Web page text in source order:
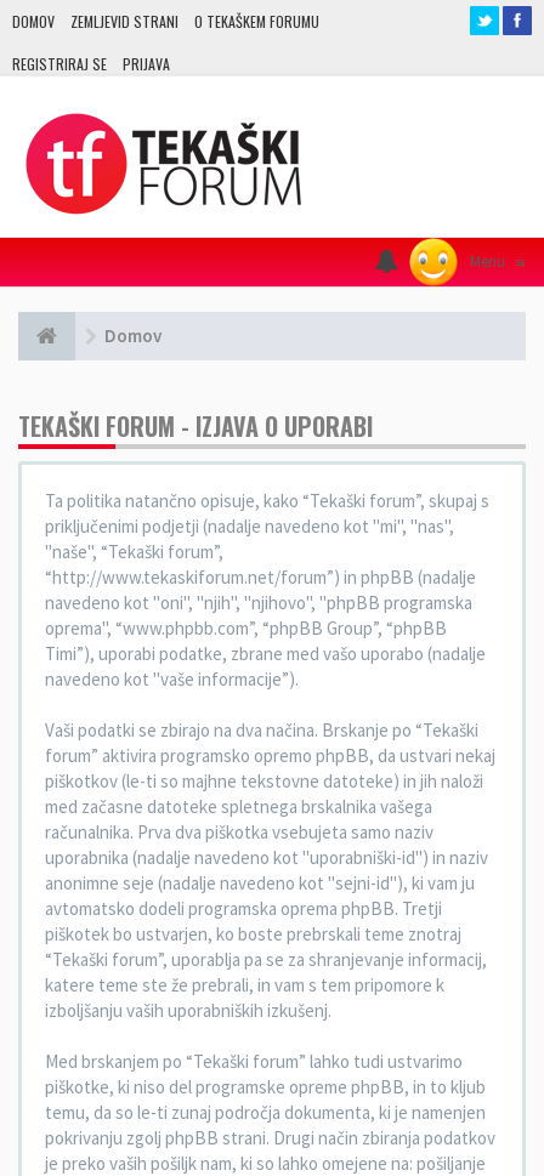
DOMOV ZEMLJEVID STRANI O TEKAŠKEM FORUMU
REGISTRIRAJ SE PRIJAVA
Menu ≡
Domov
TEKAŠKI FORUM - IZJAVA O UPORABI
Ta politika natančno opisuje, kako “Tekaški forum”, skupaj s
priključenimi podjetji (nadalje navedeno kot "mi", "nas",
"naše", “Tekaški forum”,
“http://www.tekaskiforum.net/forum”) in phpBB (nadalje
navedeno kot "oni", "njih", "njihovo", "phpBB programska
oprema", “www.phpbb.com”, “phpBB Group”, “phpBB
Timi”), uporabi podatke, zbrane med vašo uporabo (nadalje
navedeno kot "vaše informacije”).
Vaši podatki se zbirajo na dva načina. Brskanje po “Tekaški
forum” aktivira programsko opremo phpBB, da ustvari nekaj
piškotkov (le-ti so majhne tekstovne datoteke) in jih naloži
med začasne datoteke spletnega brskalnika vašega
računalnika. Prva dva piškotka vsebujeta samo naziv
uporabnika (nadalje navedeno kot "uporabniški-id") in naziv
anonimne seje (nadalje navedeno kot "sejni-id"), ki vam ju
avtomatsko dodeli programska oprema phpBB. Tretji
piškotek bo ustvarjen, ko boste prebrskali teme znotraj
“Tekaški forum”, uporablja pa se za shranjevanje informacij,
katere teme ste že prebrali, in vam s tem pripomore k
izboljšanju vaših uporabniških izkušenj.
Med brskanjem po “Tekaški forum” lahko tudi ustvarimo
piškotke, ki niso del programske opreme phpBB, in to kljub
temu, da so le-ti zunaj področja dokumenta, ki je namenjen
pokrivanju zgolj phpBB strani. Drugi način zbiranja podatkov
je preko vaših pošiljk nam, ki so lahko omejene na: pošiljanje